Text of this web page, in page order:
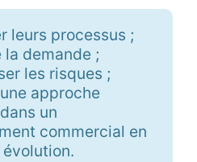
leurs processus ;
demande ;
les risques ;
approche
un
commercial en